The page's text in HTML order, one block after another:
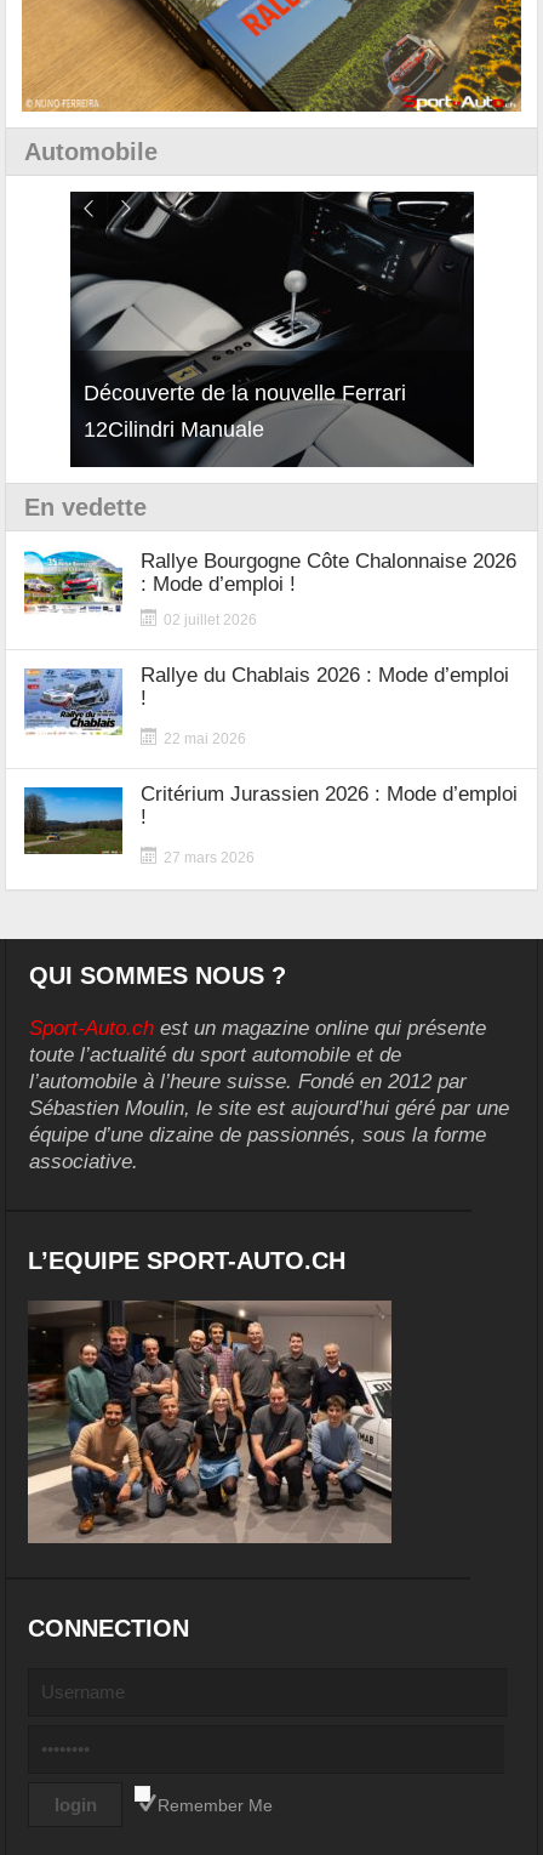
Automobile
Découverte de la nouvelle Ferrari
12Cilindri Manuale
Essai – Porsche Taycan MY27 avec e-
Shift
En vedette
Rallye Bourgogne Côte Chalonnaise 2026
: Mode d’emploi !
02 juillet 2026
Rallye du Chablais 2026 : Mode d’emploi
!
22 mai 2026
Critérium Jurassien 2026 : Mode d’emploi
!
27 mars 2026
QUI SOMMES NOUS ?
Sport-Auto.ch est un magazine online qui présente
toute l’actualité du sport automobile et de
l’automobile à l’heure suisse. Fondé en 2012 par
Sébastien Moulin, le site est aujourd’hui géré par une
équipe d’une dizaine de passionnés, sous la forme
associative.
L’EQUIPE SPORT-AUTO.CH
CONNECTION
Remember Me